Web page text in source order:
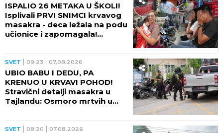
ISPALIO 26 METAKA U ŠKOLI!
Isplivali PRVI SNIMCI krvavog
masakra - deca ležala na podu
učionice i zapomagala!
SVET 09:23 07.08.2026
UBIO BABU I DEDU, PA
KRENUO U KRVAVI POHOD!
Stravični detalji masakra u
Tajlandu: Osmoro mrtvih u
SVET 08:20 07.08.2026